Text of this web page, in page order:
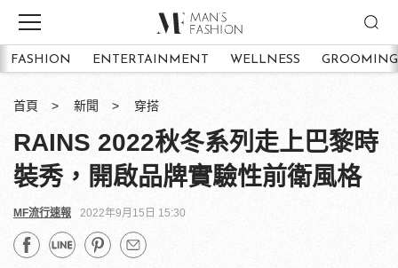
FASHION ENTERTAINMENT WELLNESS GROOMING
首頁 新聞 穿搭
RAINS 2022秋冬系列走上巴黎時
裝秀，開啟品牌實驗性前衛風格
MF流行速報 2022年9月15日 15:30